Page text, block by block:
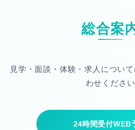
総合案
見学・面談・体験・求人について
わせください
24時間受付WEB